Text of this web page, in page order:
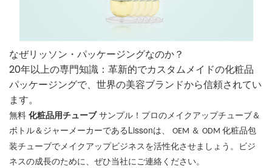
なぜリッソン・パッケージングなのか？
20年以上の専門知識：革新的でカスタムメイドの化粧品
パッケージングで、世界の美容ブランドから信頼されてい
ます。
無料 化粧品用チューブサンプル！プロのメイクアップチューブ＆
ボトル＆ジャーメーカーであるLissonは、
OEM ＆ ODM 化粧品包
装チューブでメイクアップビジネスを活性化させましょう。ビジ
ネスの成長のために、ぜひ当社にご連絡ください。